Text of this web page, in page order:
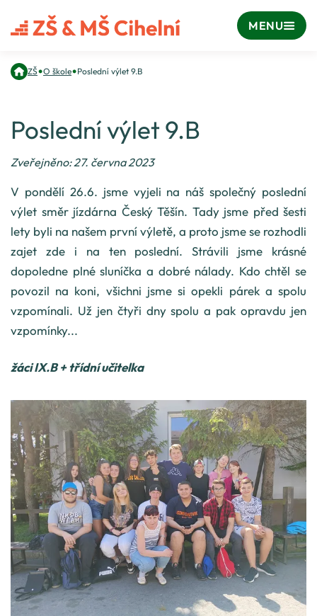
MENU
ZŠ•O škole•Poslední výlet 9.B
Poslední výlet 9.B
Zveřejněno: 27. června 2023
V pondělí 26.6. jsme vyjeli na náš společný poslední
výlet směr jízdárna Český Těšín. Tady jsme před šesti
lety byli na našem první výletě, a proto jsme se rozhodli
zajet zde i na ten poslední. Strávili jsme krásné
dopoledne plné sluníčka a dobré nálady. Kdo chtěl se
povozil na koni, všichni jsme si opekli párek a spolu
vzpomínali. Už jen čtyři dny spolu a pak opravdu jen
vzpomínky...
žáci IX.B + třídní učitelka